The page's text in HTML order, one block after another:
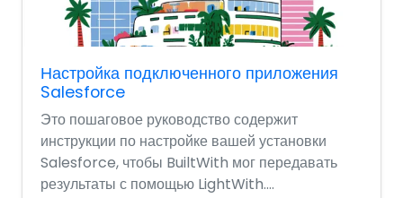
Настройка подключенного приложения
Salesforce
Это пошаговое руководство содержит
инструкции по настройке вашей установки
Salesforce, чтобы BuiltWith мог передавать
результаты с помощью LightWith....